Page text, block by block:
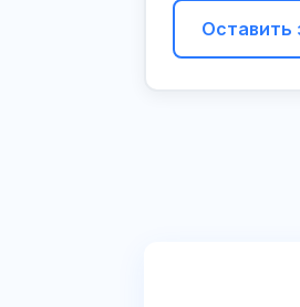
Оставить